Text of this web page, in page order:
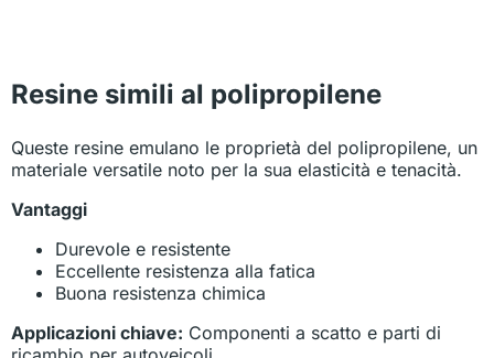
Resine simili al polipropilene
Queste resine emulano le proprietà del polipropilene, un
materiale versatile noto per la sua elasticità e tenacità.
Vantaggi
Durevole e resistente
Eccellente resistenza alla fatica
Buona resistenza chimica
Applicazioni chiave: Componenti a scatto e parti di